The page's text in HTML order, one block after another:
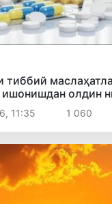
тиббий
ишонишдан олдин
11:35 1 060